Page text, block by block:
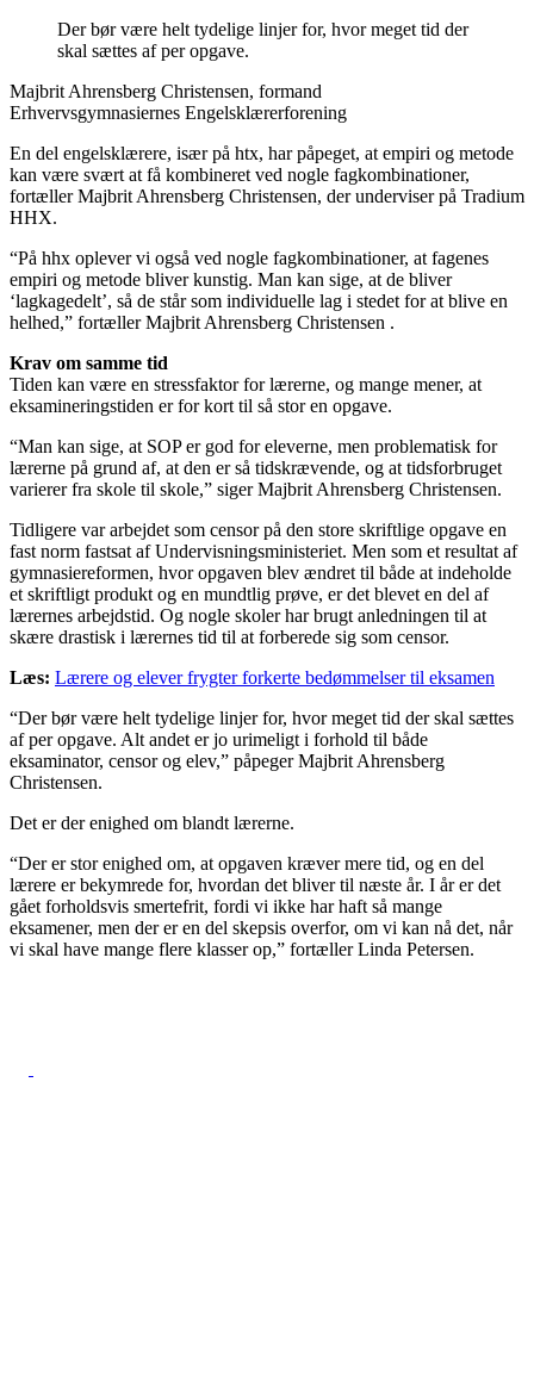
Der bør være helt tydelige linjer for, hvor meget tid der
skal sættes af per opgave.
Majbrit Ahrensberg Christensen, formand
Erhvervsgymnasiernes Engelsklærerforening
En del engelsklærere, især på htx, har påpeget, at empiri og metode
kan være svært at få kombineret ved nogle fagkombinationer,
fortæller Majbrit Ahrensberg Christensen, der underviser på Tradium
HHX.
“På hhx oplever vi også ved nogle fagkombinationer, at fagenes
empiri og metode bliver kunstig. Man kan sige, at de bliver
‘lagkagedelt’, så de står som individuelle lag i stedet for at blive en
helhed,” fortæller Majbrit Ahrensberg Christensen .
Krav om samme tid
Tiden kan være en stressfaktor for lærerne, og mange mener, at
eksamineringstiden er for kort til så stor en opgave.
“Man kan sige, at SOP er god for eleverne, men problematisk for
lærerne på grund af, at den er så tidskrævende, og at tidsforbruget
varierer fra skole til skole,” siger Majbrit Ahrensberg Christensen.
Tidligere var arbejdet som censor på den store skriftlige opgave en
fast norm fastsat af Undervisningsministeriet. Men som et resultat af
gymnasiereformen, hvor opgaven blev ændret til både at indeholde
et skriftligt produkt og en mundtlig prøve, er det blevet en del af
lærernes arbejdstid. Og nogle skoler har brugt anledningen til at
skære drastisk i lærernes tid til at forberede sig som censor.
Læs: Lærere og elever frygter forkerte bedømmelser til eksamen
“Der bør være helt tydelige linjer for, hvor meget tid der skal sættes
af per opgave. Alt andet er jo urimeligt i forhold til både
eksaminator, censor og elev,” påpeger Majbrit Ahrensberg
Christensen.
Det er der enighed om blandt lærerne.
“Der er stor enighed om, at opgaven kræver mere tid, og en del
lærere er bekymrede for, hvordan det bliver til næste år. I år er det
gået forholdsvis smertefrit, fordi vi ikke har haft så mange
eksamener, men der er en del skepsis overfor, om vi kan nå det, når
vi skal have mange flere klasser op,” fortæller Linda Petersen.